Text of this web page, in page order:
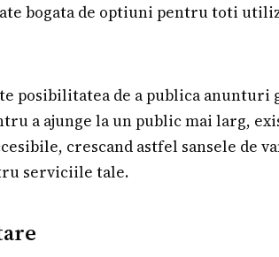
bogata de optiuni pentru toti
posibilitatea de a publica anunturi
a ajunge la un public mai larg,
crescand astfel sansele de
serviciile tale.